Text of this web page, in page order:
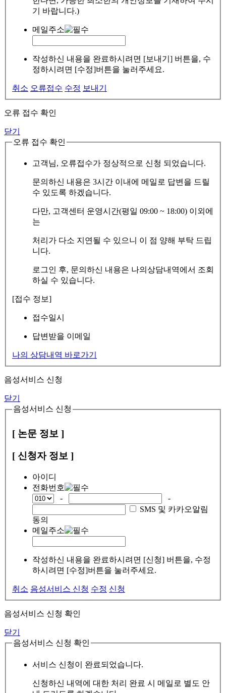
기 바랍니다.)
메일주소
작성하신 내용을 완료하시려면 [보내기] 버튼을, 수
정하시려면 [수정]버튼을 눌러주세요.
취소 오류접수 수정 보내기
오류 접수 확인
닫기
오류 접수 확인
고객님, 오류접수가 정상적으로 신청 되었습니다.
문의하신 내용은 3시간 이내에 메일로 답변을 드릴
수 있도록 하겠습니다.
다만, 고객센터 운영시간(평일 09:00 ~ 18:00) 이외에
는
처리가 다소 지연될 수 있으니 이 점 양해 부탁 드립
니다.
로그인 후, 문의하신 내용은 나의상담내역에서 조회
하실 수 있습니다.
[접수 정보]
접수일시
답변받을 이메일
나의 상담내역 바로가기
음성서비스 신청
닫기
음성서비스 신청
[ 논문 정보 ]
[ 신청자 정보 ]
아이디
전화번호
-
-
SMS 및 카카오알림
동의
메일주소
작성하신 내용을 완료하시려면 [신청] 버튼을, 수정
하시려면 [수정]버튼을 눌러주세요.
취소 음성서비스 신청 수정 신청
음성서비스 신청 확인
닫기
음성서비스 신청 확인
서비스 신청이 완료되었습니다.
신청하신 내역에 대한 처리 완료 시 메일로 별도 안